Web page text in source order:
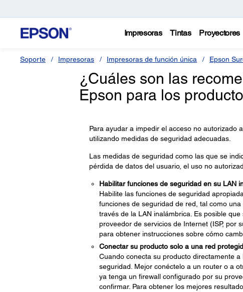
Impresoras Tintas Proyectores
Soporte Impresoras Impresoras de función única Epson
¿Cuáles son las
Epson para los
Para ayudar a impedir el acceso no autorizado
utilizando medidas de seguridad adecuadas.
Las medidas de seguridad como las que se
pérdida de datos del usuario, el uso no
Habilitar funciones de seguridad en su LAN
Habilite las funciones de seguridad
funciones de seguridad de red, tal como
través de la LAN inalámbrica. Es posible
proveedor de servicios de Internet (ISP, por
para obtener instrucciones sobre cómo
Conectar su producto solo a una red
Cuando conecta su producto directamente
seguridad. Mejor conéctelo a un router o a
ya tenga un firewall configurado por su
confirmar. Para obtener los mejores